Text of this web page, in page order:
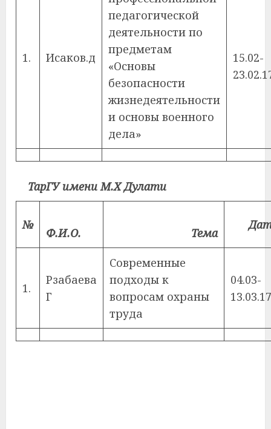
1. Исаков.д
педагогической
деятельности по
предметам
«Основы
безопасности
жизнедеятельности
и основы военного
дела»
15.02-
ТарГУ имени М.Х Дулати
№
Ф.И.О. Тема
1.
Рзабаева
Г
Современные
подходы к
вопросам охраны
труда
04.03-